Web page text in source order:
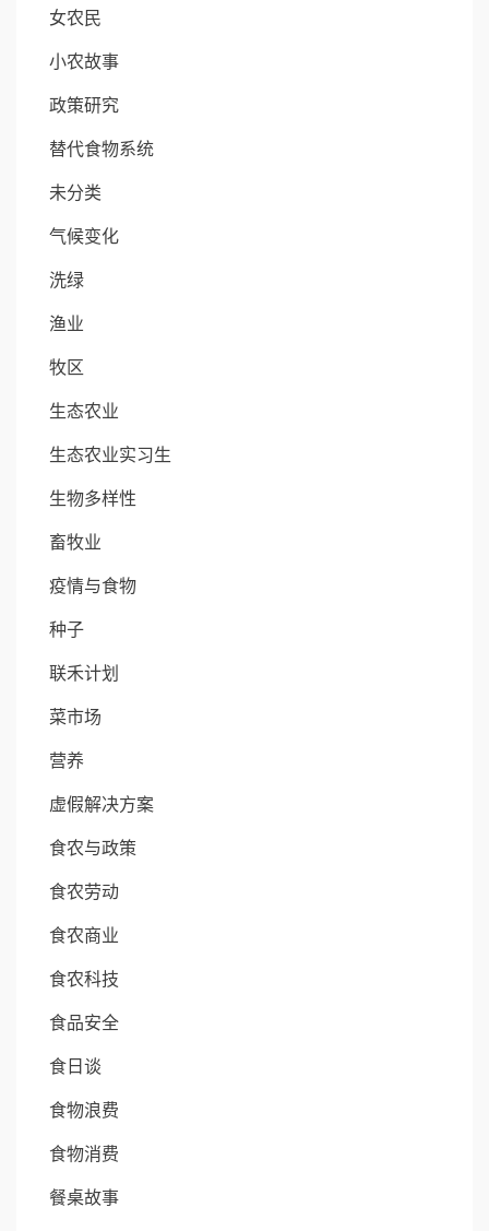
女农民
小农故事
政策研究
替代食物系统
未分类
气候变化
洗绿
渔业
牧区
生态农业
生态农业实习生
生物多样性
畜牧业
疫情与食物
种子
联禾计划
菜市场
营养
虚假解决方案
食农与政策
食农劳动
食农商业
食农科技
食品安全
食日谈
食物浪费
食物消费
餐桌故事